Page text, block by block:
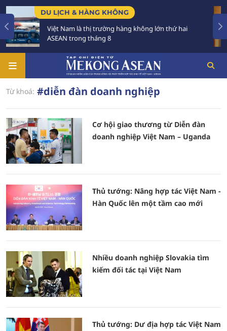
DU LỊCH & HÀNG KHÔNG
Việt Nam là thị trường hàng không lớn thứ hai
ASEAN trong tháng 8
Từ khoá: #diễn đàn doanh nghiệp
Cơ hội giao thương từ Diễn đàn
doanh nghiệp Việt Nam – Uganda
Thủ tướng: Nâng hợp tác Việt Nam -
Hàn Quốc lên một tầm cao mới
Nhiều doanh nghiệp Slovakia tìm
kiếm đối tác tại Việt Nam
Thủ tướng: Dư địa hợp tác Việt Nam